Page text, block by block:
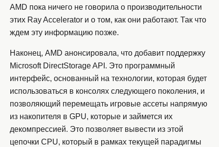
AMD пока ничего не говорила о производительности
этих Ray Accelerator и о том, как они работают. Так что
ждем эту информацию позже.
Наконец, AMD анонсировала, что добавит поддержку
Microsoft DirectStorage API. Это программный
интерфейс, основанный на технологии, которая будет
использоваться в консолях следующего поколения, и
позволяющий перемещать игровые ассеты напрямую
из накопителя в GPU, которые и займется их
декомпрессией. Это позволяет вывести из этой
цепочки CPU, который в рамках текущей парадигмы